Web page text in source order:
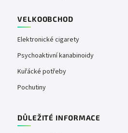
VELKOOBCHOD
Elektronické cigarety
Psychoaktivní kanabinoidy
Kuřácké potřeby
Pochutiny
DŮLEŽITÉ INFORMACE